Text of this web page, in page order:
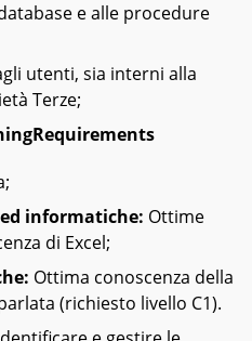
e alle procedure
utenti, sia interni alla
Terze;
informatiche: Ottime
di Excel;
Ottima conoscenza della
(richiesto livello C1).